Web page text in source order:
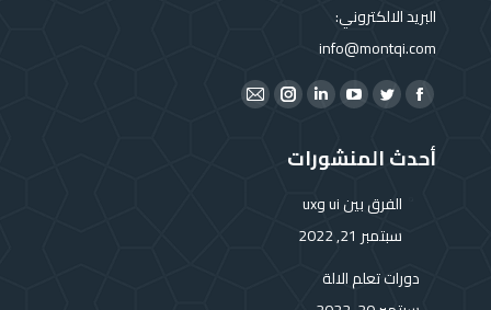
البريد الالكتروني:
info@montqi.com
Find us on:
Facebook
opens
window
Twitter
opens
new
window
YouTube
opens
new
window
Linkedin
opens
new
window
Instagram
opens
Mail
أحدث المنشورات
الفرق بين ui وux
سبتمبر 21, 2022
دورات تعلم الالة